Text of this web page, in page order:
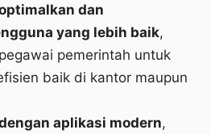
dan
yang lebih baik,
pemerintah untuk
baik di kantor maupun
aplikasi modern,